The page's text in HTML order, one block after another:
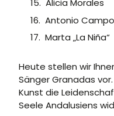
Alicia Morales
Antonio
Marta „La Niña“
Heute stellen wir
Sänger Granadas
Kunst die
Seele Andalusiens